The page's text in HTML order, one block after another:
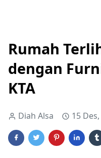
Rumah
dengan
KTA
Diah Alsa 15